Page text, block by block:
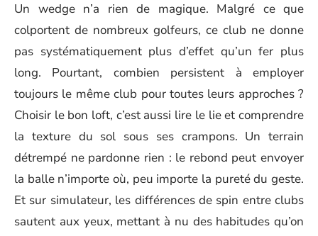
Un wedge n’a rien de magique. Malgré ce que
colportent de nombreux golfeurs, ce club ne donne
pas systématiquement plus d’effet qu’un fer plus
long. Pourtant, combien persistent à employer
toujours le même club pour toutes leurs approches ?
Choisir le bon loft, c’est aussi lire le lie et comprendre
la texture du sol sous ses crampons. Un terrain
détrempé ne pardonne rien : le rebond peut envoyer
la balle n’importe où, peu importe la pureté du geste.
Et sur simulateur, les différences de spin entre clubs
sautent aux yeux, mettant à nu des habitudes qu’on